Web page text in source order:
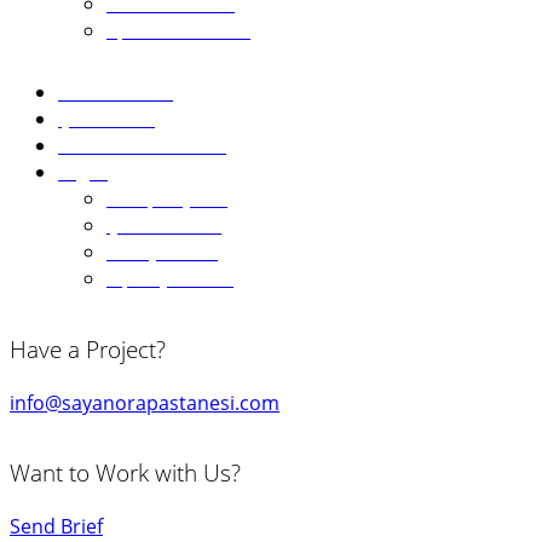
Have a Project?
info@sayanorapastanesi.com
Want to Work with Us?
Send Brief